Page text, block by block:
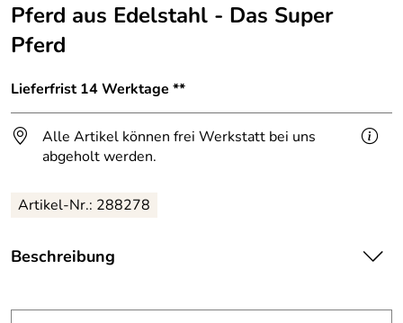
Pferd aus Edelstahl - Das Super
Pferd
Lieferfrist 14 Werktage **
Alle Artikel können frei Werkstatt bei uns
abgeholt werden.
Artikel-Nr.: 288278
Beschreibung